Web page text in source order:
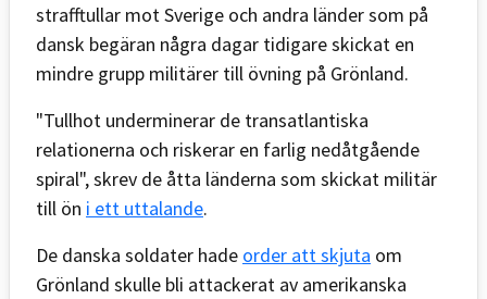
strafftullar mot Sverige och andra länder som på
dansk begäran några dagar tidigare skickat en
mindre grupp militärer till övning på Grönland.
"Tullhot underminerar de transatlantiska
relationerna och riskerar en farlig nedåtgående
spiral", skrev de åtta länderna som skickat militär
till ön i ett uttalande.
De danska soldater hade order att skjuta om
Grönland skulle bli attackerat av amerikanska